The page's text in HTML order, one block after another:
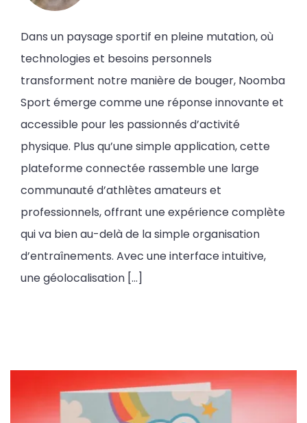
Dans un paysage sportif en pleine mutation, où
technologies et besoins personnels
transforment notre manière de bouger, Noomba
Sport émerge comme une réponse innovante et
accessible pour les passionnés d’activité
physique. Plus qu’une simple application, cette
plateforme connectée rassemble une large
communauté d’athlètes amateurs et
professionnels, offrant une expérience complète
qui va bien au-delà de la simple organisation
d’entraînements. Avec une interface intuitive,
une géolocalisation […]